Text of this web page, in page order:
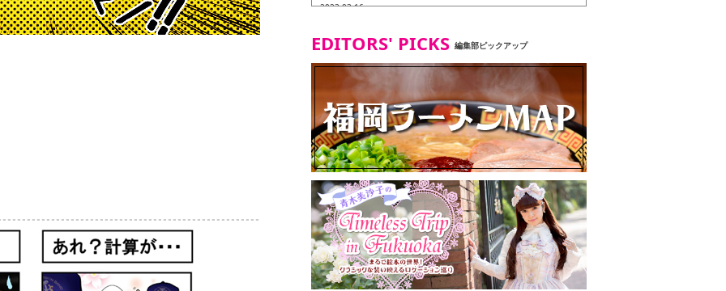
2023.03.16
2023.03.07
ヴィーガン・ベジタリアンメニュー試食ツアー in 福岡市
2023.03.07
磯ぎよからず 博多本店 〜 ヴィーガン・ベジタリアンメニュー試
食ツアー in 福岡市！〜
2023.03.02
リトルスタンド大名店 〜 ヴィーガン・ベジタリアンメニュー
試食ツアー in 福岡市！〜
2023.02.28
東筑軒 折尾本社うどん店
EDITORS' PICKS 編集部ピックアップ